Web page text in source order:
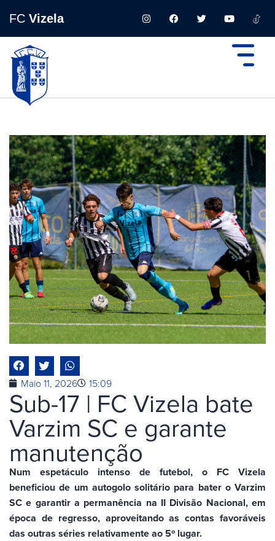
FC Vizela
Maio 11, 2026 15:09
Sub-17 | FC Vizela bate
Varzim SC e garante
manutenção
Num espetáculo intenso de futebol, o FC Vizela
beneficiou de um autogolo solitário para bater o Varzim
SC e garantir a permanência na II Divisão Nacional, em
época de regresso, aproveitando as contas favoráveis
das outras séries relativamente ao 5º lugar.